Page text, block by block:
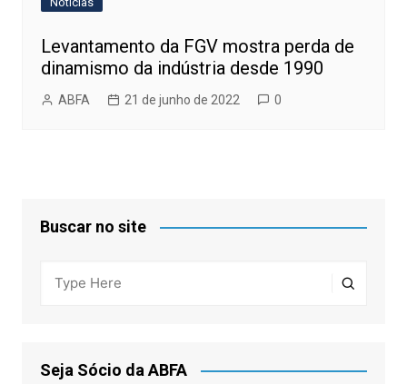
Levantamento da FGV mostra perda de
dinamismo da indústria desde 1990
ABFA 21 de junho de 2022 0
Buscar no site
Seja Sócio da ABFA